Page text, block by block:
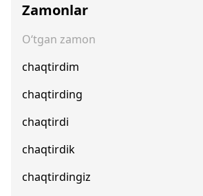
Zamonlar
O‘tgan zamon
chaqtirdim
chaqtirding
chaqtirdi
chaqtirdik
chaqtirdingiz